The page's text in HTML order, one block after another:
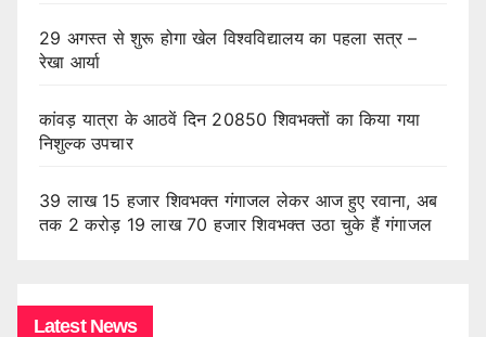
29 अगस्त से शुरू होगा खेल विश्वविद्यालय का पहला सत्र –
रेखा आर्या
कांवड़ यात्रा के आठवें दिन 20850 शिवभक्तों का किया गया
निशुल्क उपचार
39 लाख 15 हजार शिवभक्त गंगाजल लेकर आज हुए रवाना, अब
तक 2 करोड़ 19 लाख 70 हजार शिवभक्त उठा चुके हैं गंगाजल
Latest News